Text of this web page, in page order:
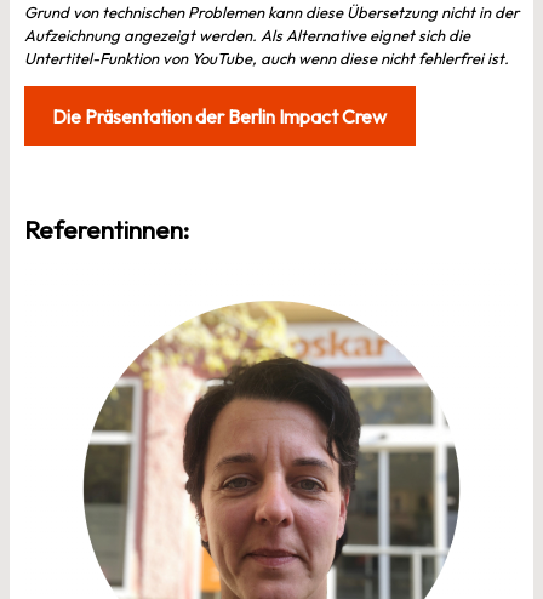
Grund von technischen Problemen kann diese Übersetzung nicht in der
Aufzeichnung angezeigt werden. Als Alternative eignet sich die
Untertitel-Funktion von YouTube, auch wenn diese nicht fehlerfrei ist.
Die Präsentation der Berlin Impact Crew
Referentinnen: